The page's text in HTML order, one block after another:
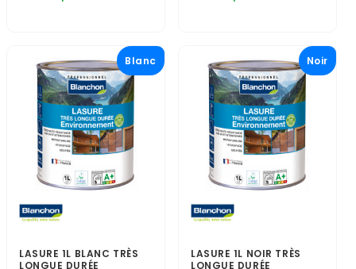
LASURE 1L BLANC TRÈS
LONGUE DURÉE
Blanc
LASURE 1L NOIR TRÈS
LONGUE DURÉE
Noir